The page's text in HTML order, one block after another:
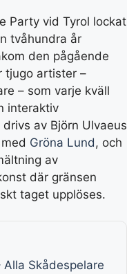
Party vid Tyrol lockat
tvåhundra år
den pågående
tjugo artister –
– som varje kväll
interaktiv
av Björn Ulvaeus
Gröna Lund, och
av
där gränsen
taget upplöses.
Skådespelare